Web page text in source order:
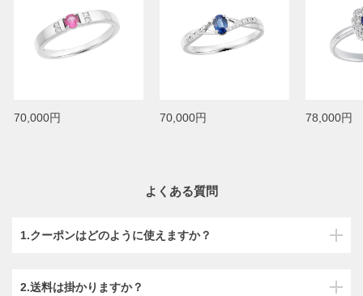
70,000円 70,000円 78,000円
よくある質問
1.クーポンはどのように使えますか？
2.送料は掛かりますか？